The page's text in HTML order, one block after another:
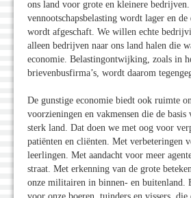
ons land voor grote en kleinere
vennootschapsbelasting wordt lager en
wordt afgeschaft. We willen echte
alleen bedrijven naar ons land halen die
economie. Belastingontwijking, zoals in
brievenbusfirma’s, wordt daarom
De gunstige economie biedt ook ruimte
voorzieningen en vakmensen die de basis
sterk land. Dat doen we met oog voor
patiënten en cliënten. Met verbeteringen
leerlingen. Met aandacht voor meer
straat. Met erkenning van de grote
onze militairen in binnen- en buitenland.